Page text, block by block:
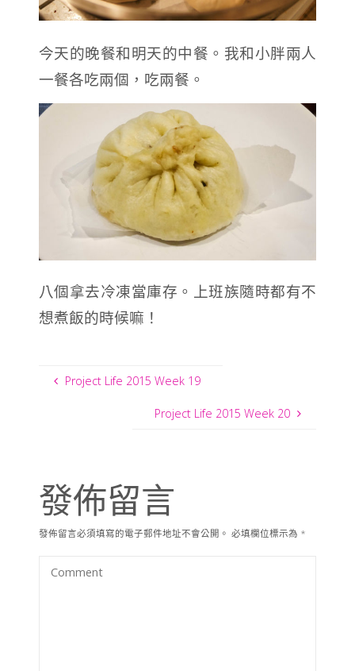
今天的晚餐和明天的中餐。我和小胖兩人
一餐各吃兩個，吃兩餐。
八個拿去冷凍當庫存。
上班族隨時都有不
想煮飯的時候嘛！
Project Life 2015 Week 19
Project Life 2015 Week 20
發佈留言
發佈留言必須填寫的電子郵件地址不會公開。 必填欄位標示為 *